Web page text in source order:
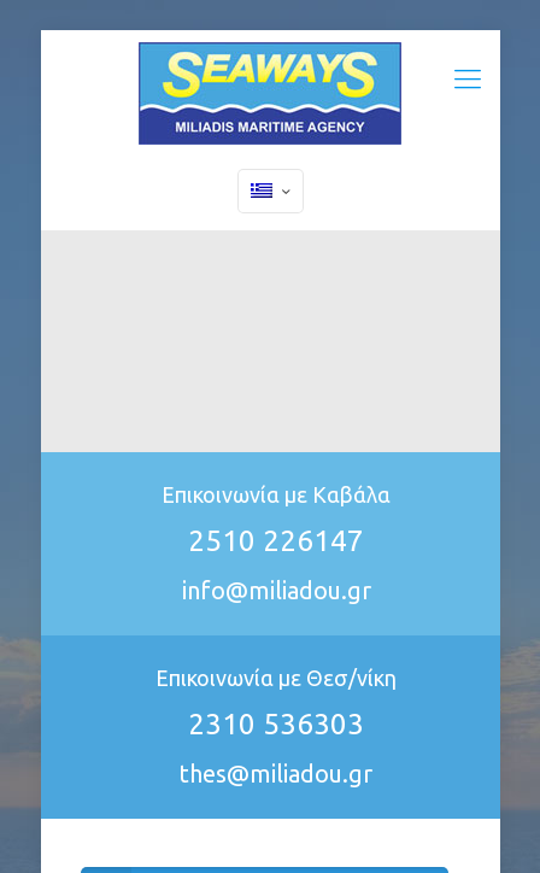
Επικοινωνία με Καβάλα
2510 226147
info@miliadou.gr
Επικοινωνία με Θεσ/νίκη
2310 536303
thes@miliadou.gr